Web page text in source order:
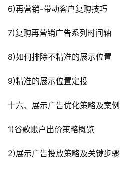
6)再营销-带动客户复购技巧
7)复购再营销广告系列时间轴
8)如何排除不精准的展示位置
9)精准的展示位置定投
十六、展示广告优化策略及案例
1)谷歌账户出价策略概览
2)展示广告投放策略及关键步骤